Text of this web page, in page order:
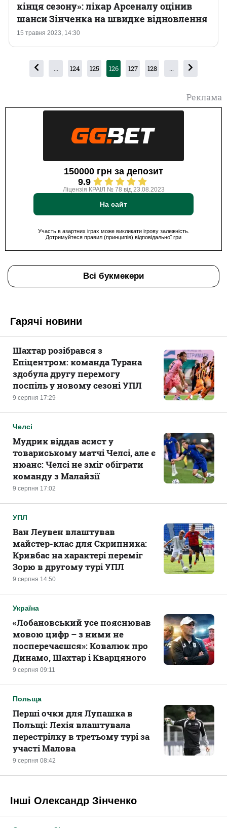
15 травня 2023, 14:30
кінця сезону»: лікар Арсеналу оцінив
шанси Зінченка на швидке відновлення
... 124 125 126 127 128 ...
Реклама
150000 грн за депозит
9.9
Ліцензія КРАІЛ № 78 від 23.08.2023
На сайт
Участь в азартних іграх може викликати ігрову залежність.
Дотримуйтеся правил (принципів) відповідальної гри
Всі букмекери
Гарячі новини
9 серпня 17:29
Шахтар розібрався з
Епіцентром: команда Турана
здобула другу перемогу
поспіль у новому сезоні УПЛ
Челсі
9 серпня 17:02
Мудрик віддав асист у
товариському матчі Челсі, але є
нюанс: Челсі не зміг обіграти
команду з Малайзії
УПЛ
9 серпня 14:50
Ван Леувен влаштував
майстер-клас для Скрипника:
Кривбас на характері переміг
Зорю в другому турі УПЛ
Україна
9 серпня 09:11
«Лобановський усе пояснював
мовою цифр – з ними не
посперечаєшся»: Ковалюк про
Динамо, Шахтар і Кварцяного
Польща
9 серпня 08:42
Перші очки для Лупашка в
Польщі: Лехія влаштувала
перестрілку в третьому турі за
участі Малова
Інші Олександр Зінченко